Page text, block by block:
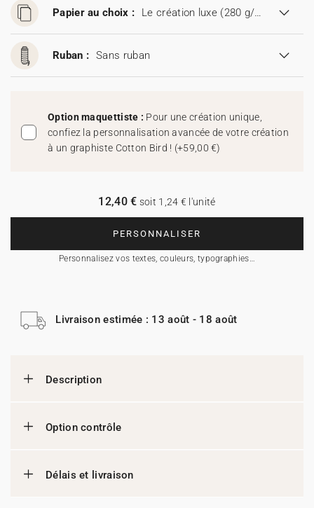
Papier au choix : Le création luxe (280 g/m²)
Ruban : Sans ruban
Option maquettiste : Pour une création unique,
confiez la personnalisation avancée de votre création
à un graphiste Cotton Bird ! (+59,00 €)
PERSONNALISER
Personnalisez vos textes, couleurs, typographies…
12,40 € soit 1,24 € l'unité
Livraison estimée : 13 août - 18 août
Description
Option contrôle
Délais et livraison